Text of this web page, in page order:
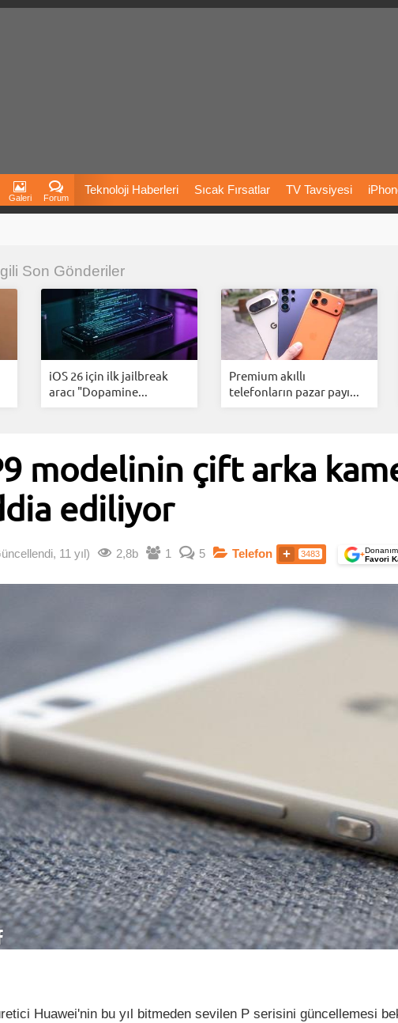
Galeri Forum
Teknoloji Haberleri Sıcak Fırsatlar TV Tavsiyesi
Fiyatları
İnstagram Dondurma İnstagram Çöktü Mü
Son Gönderiler
iOS 26 için ilk jailbreak
aracı "Dopamine...
Premium akıllı
telefonların pazar payı...
modelinin çift arka
ediliyor
11 yıl) 2,8b 1 5 Telefon 3483 +
Favori
Huawei'nin bu yıl bitmeden sevilen P serisini güncellemesi